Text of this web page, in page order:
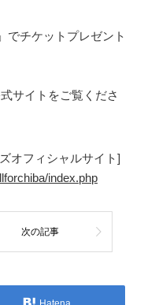
でチケットプレゼント
サイトをご覧くださ
オフィシャルサイト]
index.php
次の記事